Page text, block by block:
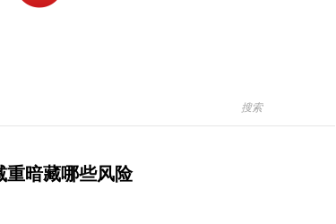
暗藏哪些风险